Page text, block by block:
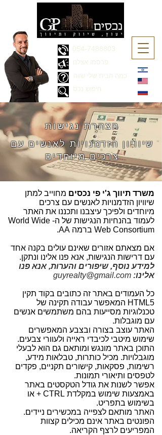
054-7488803
כמה הבית שלי שווה
פרסמו אצלנו
חיפוש נכס
הצהרת נגישות
שיוויון הזדמנויות לאנשים עם
צרכים מיוחדים
משרד תיווך ג'י פי נכסים מחוייב למתן
שיוויון הזדמנויות לאנשים עם צרכים
מיוחדים ולפיכך עיצבנו ותכננו את האתר
לעמוד בהנחיות הנגישות של ה- World Wide
Web Consortium ברמה AA.
אם מצאתם אזורים שאינם עולים בקנה אחד
עם דרישות הנגישות, אנא פנו אלינו ונתקן.
למידע נוסף, שיפורים והערות, אנא פנו
אלינו: guyrealty@gmail.com
כל העמודים באתר זה כתובים בקוד תקין
HTML5 המאפשר עבודה תקינה של
טכנלוגיות מסייעות בהם משתמשים אנשים
עם מוגבלות.
האתר עוצב בצורה ובצבע המאפשרים
שימוש מיטבי לכיבדי ראייה ולעוורי צבעים.
התוכן באתר מונגש ומותאם גם הוא לבעלי
מוגבלויות. מכיל כותרות, טבלאות מידע,
רשימות, פסקאות, קישורים תקניים, פקדים
לטפסים ותיאורי תמונות.
אפשר לשנות את גודל הטקסטים באתר
באמצעות שימוש במקלדת CTRL + או
בשימוש בתפריט.
האתר מותאם לצפייה במכשירים ניידים.
הפונטים באתר אינם מכילים קצוות
המפריעים לרצף הקריאה.